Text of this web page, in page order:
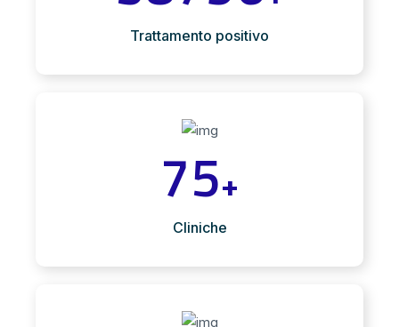
Trattamento positivo
75+
Cliniche